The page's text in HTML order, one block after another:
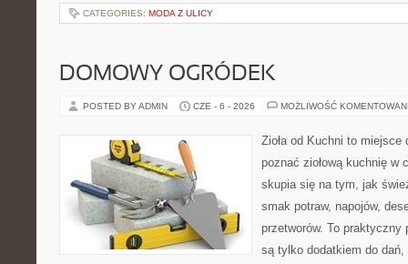
CATEGORIES: MODA Z ULICY
DOMOWY OGRÓDEK
POSTED BY ADMIN CZE - 6 - 2026 MOŻLIWOŚĆ
Zioła od Kuchni to
poznać ziołową kuchnię w
skupia się na tym, jak
smak potraw, napojów,
przetworów. To praktyczny
są tylko dodatkiem do dań,